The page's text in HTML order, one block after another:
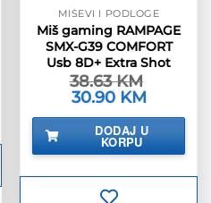
MIŠEVI I PODLOGE
Miš gaming RAMPAGE
SMX-G39 COMFORT
Usb 8D+ Extra Shot
38.63KM
Izvorna
cijena
bila
38.63 KM.
30.90 KM
je:
30.90 KM.
DODAJ U
KORPU